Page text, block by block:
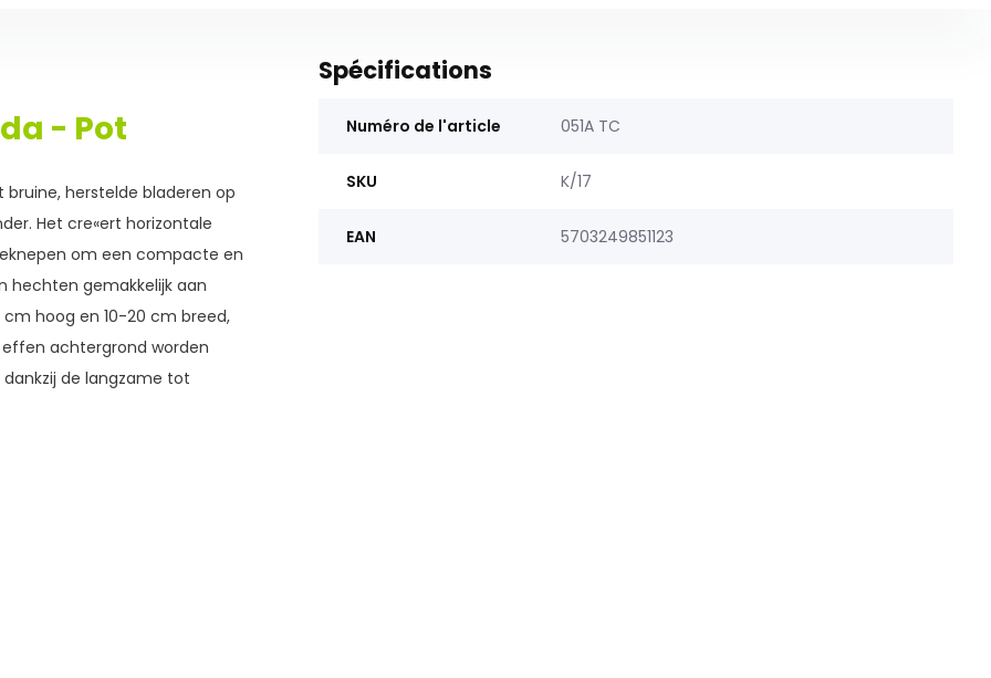
- Pot
bruine, herstelde bladeren op
Het cre«ert horizontale
om een compacte en
hechten gemakkelijk aan
hoog en 10-20 cm breed,
effen achtergrond worden
de langzame tot
Spécifications
Numéro de l'article 051A TC
SKU K/17
EAN 5703249851123